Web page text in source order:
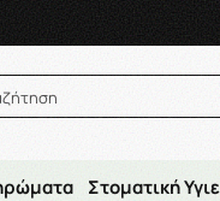
Σαβ. 8:00π.μ.–14:30μ.μ
Στοματική